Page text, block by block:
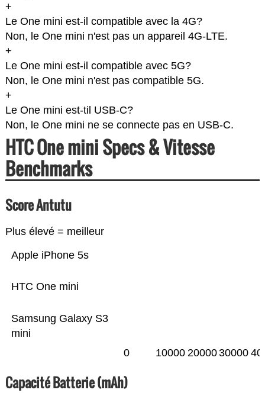
+
Le One mini est-il compatible avec la 4G?
Non, le One mini n'est pas un appareil 4G-LTE.
+
Le One mini est-il compatible avec 5G?
Non, le One mini n'est pas compatible 5G.
+
Le One mini est-til USB-C?
Non, le One mini ne se connecte pas en USB-C.
HTC One mini Specs & Vitesse
Benchmarks
Score Antutu
Plus élevé = meilleur
Samsung Galaxy S3
mini
HTC One mini
Apple iPhone 5s
0 10000 2000030000
Capacité Batterie (mAh)